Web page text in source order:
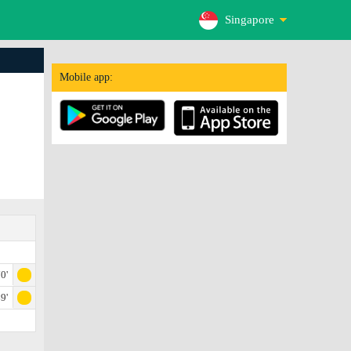
Singapore
Mobile app: